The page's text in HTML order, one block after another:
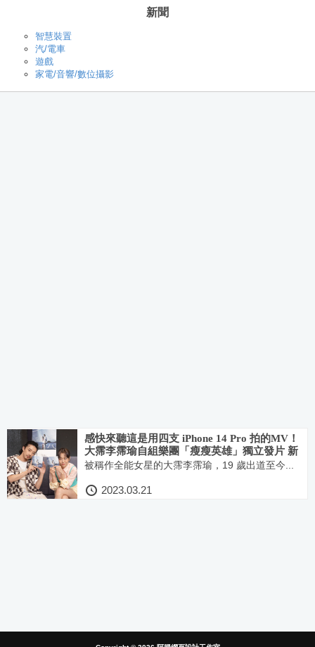
新聞
智慧裝置
汽/電車
遊戲
家電/音響/數位攝影
感快來聽這是用四支 iPhone 14 Pro 拍的MV！
大霈李霈瑜自組樂團「瘦瘦英雄」獨立發片 新
歌〈帶我走〉成就每個人心中的 So-So Heroes
被稱作全能女星的大霈李霈瑜，19 歲出道至今...
2023.03.21